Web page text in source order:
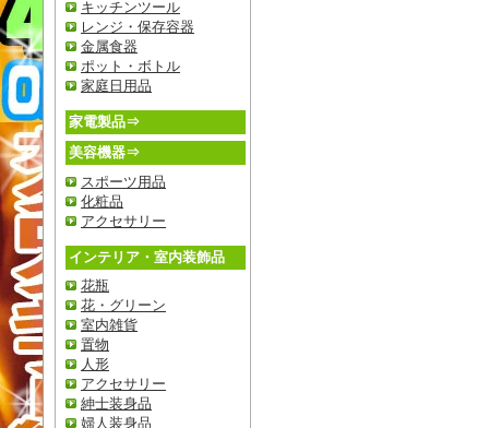
キッチンツール
レンジ・保存容器
金属食器
ポット・ボトル
家庭日用品
家電製品⇒
美容機器⇒
スポーツ用品
化粧品
アクセサリー
インテリア・室内装飾品
花瓶
花・グリーン
室内雑貨
置物
人形
アクセサリー
紳士装身品
婦人装身品